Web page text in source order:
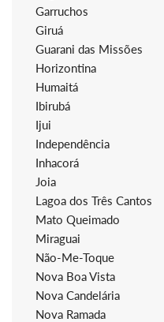
Garruchos
Giruá
Guarani das Missões
Horizontina
Humaitá
Ibirubá
Ijui
Independência
Inhacorá
Joia
Lagoa dos Três Cantos
Mato Queimado
Miraguai
Não-Me-Toque
Nova Boa Vista
Nova Candelária
Nova Ramada